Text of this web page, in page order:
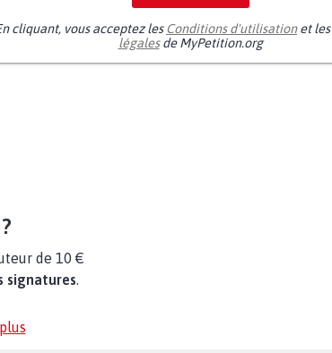
cliquant, vous acceptez les Conditions d'utilisationet les
légalesde MyPetition.org
de 10 €
signatures.